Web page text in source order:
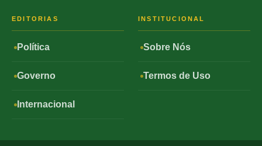
EDITORIAS
Política
Governo
Internacional
INSTITUCIONAL
Sobre Nós
Termos de Uso